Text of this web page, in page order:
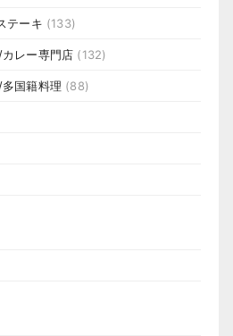
テーキ (133)
レー専門店 (132)
国籍料理 (88)